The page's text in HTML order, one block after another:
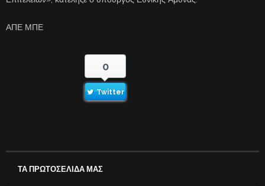
ΑΠΕ ΜΠΕ
0
Twitter
ΤΑ ΠΡΩΤΟΣΕΛΙΔΑ ΜΑΣ